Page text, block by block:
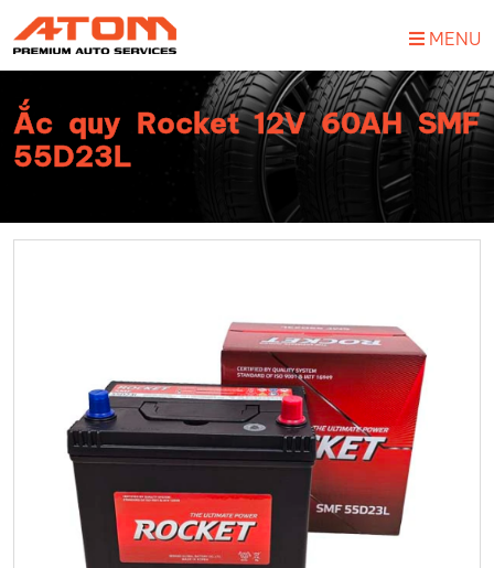
MENU
Ắc quy Rocket 12V 60AH SMF
55D23L